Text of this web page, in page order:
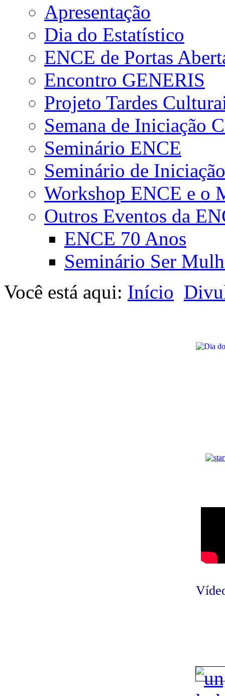
Apresentação
Dia do Estatístico
ENCE de Portas
Encontro GENERIS
Projeto Tardes
Semana de Iniciação
Seminário ENCE
Seminário de
Workshop ENCE e o
Outros Eventos da
ENCE 70 Anos
Seminário Ser
Você está aqui: Início